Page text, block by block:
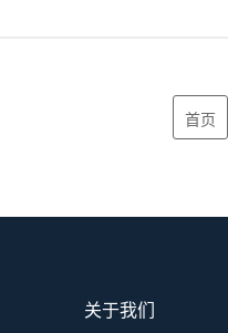
首页
关于我们